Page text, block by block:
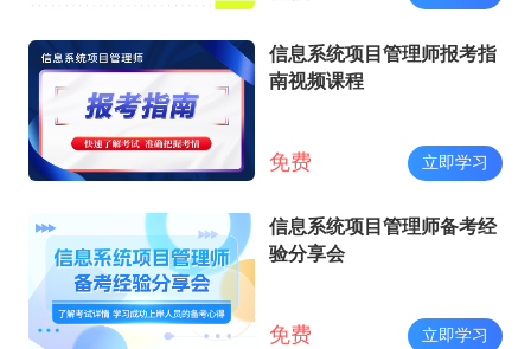
信息系统项目管理师报考指
南视频课程
免费 立即学习
信息系统项目管理师备考经
验分享会
免费 立即学习